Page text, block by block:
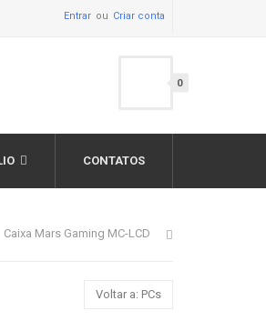
Entrar Criar conta
0
CONTATOS
Caixa Mars Gaming MC-LCD
Voltar a: PCs